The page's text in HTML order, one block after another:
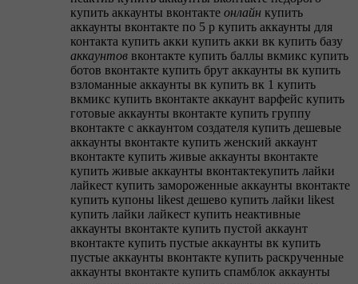
купить аккаунты вконтакте онлайн купить
аккаунты вконтакте по 5 р купить аккаунты для
контакта купить акки купить акки вк купить базу
аккаунтов вконтакте купить баллы вкмикс купить
ботов вконтакте купить брут аккаунты вк купить
взломанные аккаунты вк купить вк 1 купить
вкмикс купить вконтакте аккаунт варфейс купить
готовые аккаунты вконтакте купить группу
вконтакте с аккаунтом создателя купить дешевые
аккаунты вконтакте купить женский аккаунт
вконтакте купить живые аккаунты вконтакте
купить живые аккаунты вконтактекупить лайки
лайкест купить замороженные аккаунты вконтакте
купить купоны likest дешево купить лайки likest
купить лайки лайкест купить неактивные
аккаунты вконтакте купить пустой аккаунт
вконтакте купить пустые аккаунты вк купить
пустые аккаунты вконтакте купить раскрученные
аккаунты вконтакте купить спамблок аккаунты